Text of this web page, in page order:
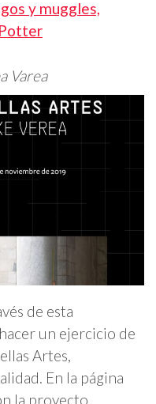
y muggles,
Varea
de esta
un ejercicio de
Artes,
En la página
la proyecto,